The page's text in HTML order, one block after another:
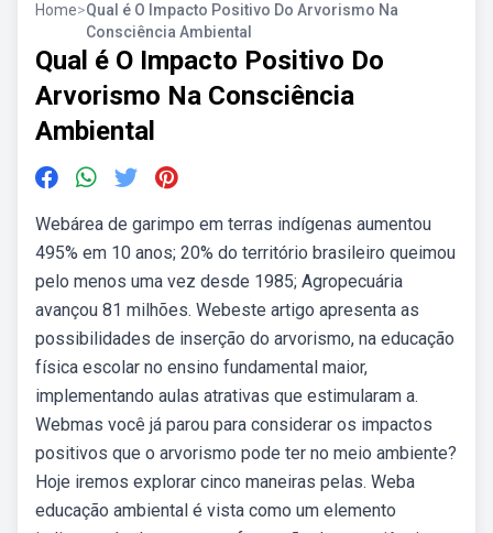
Home>Qual é O Impacto Positivo Do Arvorismo Na
Consciência Ambiental
Qual é O Impacto Positivo Do
Arvorismo Na Consciência
Ambiental
Webárea de garimpo em terras indígenas aumentou
495% em 10 anos; 20% do território brasileiro queimou
pelo menos uma vez desde 1985; Agropecuária
avançou 81 milhões. Webeste artigo apresenta as
possibilidades de inserção do arvorismo, na educação
física escolar no ensino fundamental maior,
implementando aulas atrativas que estimularam a.
Webmas você já parou para considerar os impactos
positivos que o arvorismo pode ter no meio ambiente?
Hoje iremos explorar cinco maneiras pelas. Weba
educação ambiental é vista como um elemento